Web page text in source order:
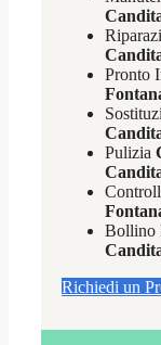
Pronto
Pulizia
Bollino
Richiedi un